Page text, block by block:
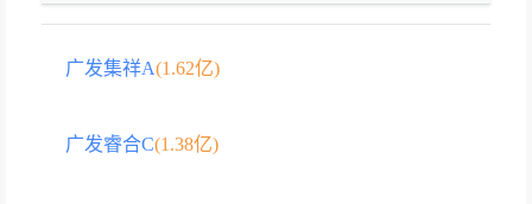
广发集祥A(1.62亿)
广发睿合C(1.38亿)